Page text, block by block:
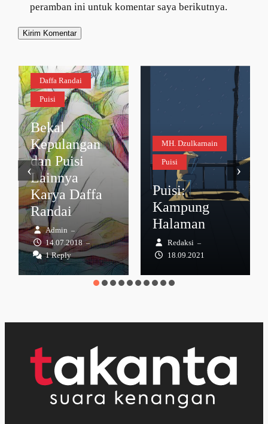
peramban ini untuk komentar saya berikutnya.
Daffa Randai
Puisi
Bekal
Kepulangan
dan Puisi
Lainnya
Karya Daffa
Randai
Admin –
14.07.2018 –
1 Reply
MH. Dzulkarnain
Puisi
Puisi:
Kampung
Halaman
Redaksi –
18.09.2021
‹ ›